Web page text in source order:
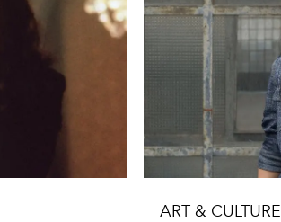
ART & CULTURE